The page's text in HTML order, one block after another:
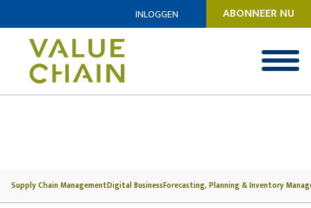
INLOGGEN ABONNEER NU
Supply Chain ManagementDigital BusinessForecasting, Planning & Inventory